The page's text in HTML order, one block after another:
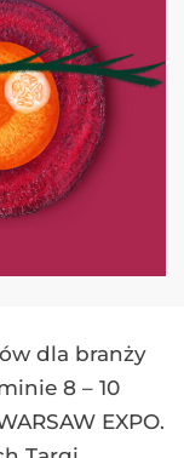
dla branży
8 – 10
EXPO.